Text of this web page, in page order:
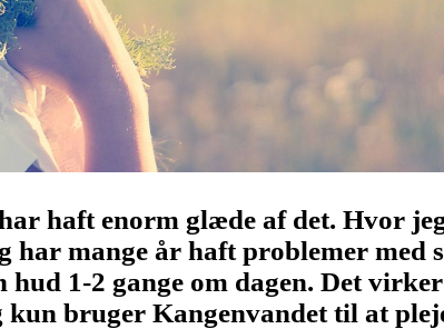
haft enorm glæde af det. Hvor
har mange år haft problemer
1-2 gange om dagen. Det
bruger Kangenvandet til at